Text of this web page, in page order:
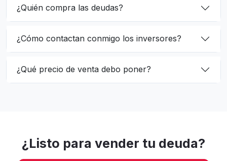
¿Quién compra las deudas?
¿Cómo contactan conmigo los inversores?
¿Qué precio de venta debo poner?
¿Listo para vender tu deuda?